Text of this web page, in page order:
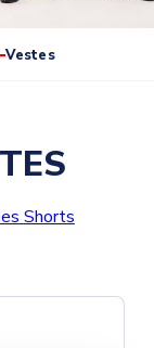
Vestes
Shorts